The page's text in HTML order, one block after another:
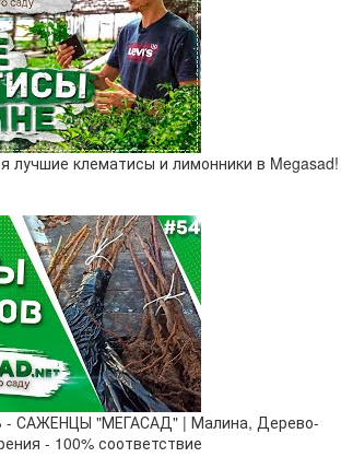
лучшие клематисы и лимонники в Megasad!
САЖЕНЦЫ "МЕГАСАД" | Малина, Дерево-
- 100% соответствие